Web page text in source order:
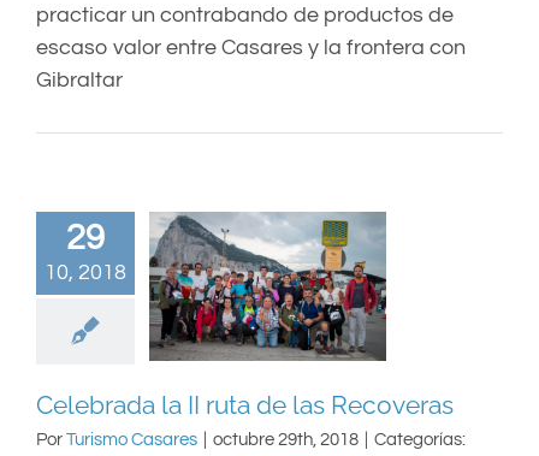
practicar un contrabando de productos de
escaso valor entre Casares y la frontera con
Gibraltar
29
10, 2018
Celebrada la II ruta de
las Recoveras
Celebrada la II ruta de las Recoveras
Por Turismo Casares octubre 29th, 2018
Categorías: